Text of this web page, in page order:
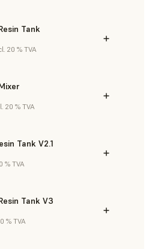
Tank
20 % TVA
20 % TVA
Tank V2.1
% TVA
Tank V3
% TVA